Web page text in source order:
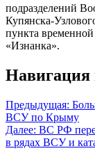
подразделений
Купянска-
пункта
«Изнанка».
Навигация
Предыдущая:
ВСУ по Крыму
Далее: ВС РФ
в рядах ВСУ и